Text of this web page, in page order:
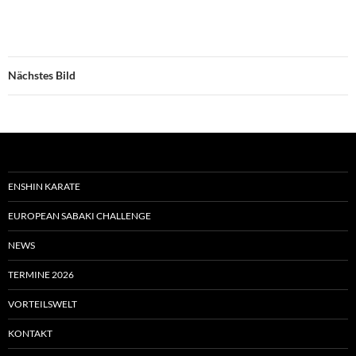
Nächstes Bild
ENSHIN KARATE
EUROPEAN SABAKI CHALLENGE
NEWS
TERMINE 2026
VORTEILSWELT
KONTAKT